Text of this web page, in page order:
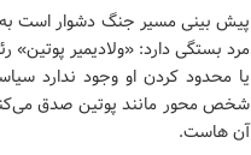
پیش بینی مسیر جنگ دشوار است به
مرد بستگی دارد: «ولادیمیر
یا محدود کردن او وجود ندارد
شخص محور مانند پوتین صدق
آن هاست.